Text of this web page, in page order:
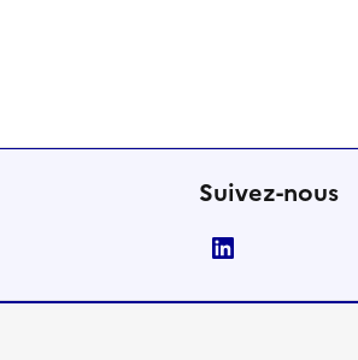
Suivez-nous